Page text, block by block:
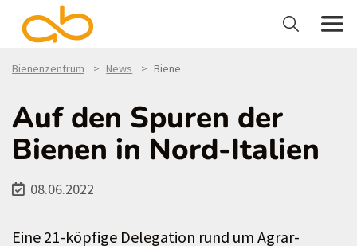
Bienenzentrum News Biene
Auf den Spuren der
Bienen in Nord-Italien
08.06.2022
Eine 21-köpfige Delegation rund um Agrar-